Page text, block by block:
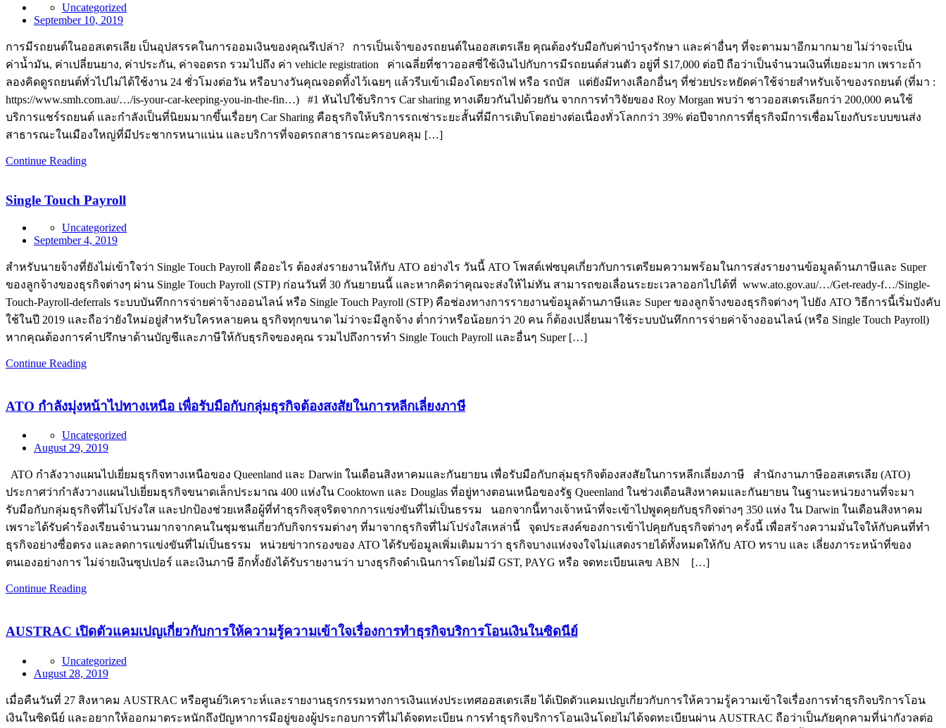
Uncategorized
September 10, 2019
การมีรถยนต์ในออสเตรเลีย เป็นอุปสรรคในการออมเงินของคุณรึเปล่า? การเป็นเจ้าของรถยนต์ในออสเตรเลีย คุณต้องรับมือกับค่าบำรุงรักษา และค่าอื่นๆ ที่จะตามมาอีกมากมาย ไม่ว่าจะเป็น
ค่าน้ำมัน, ค่าเปลี่ยนยาง, ค่าประกัน, ค่าจอดรถ รวมไปถึง ค่า vehicle registration ค่าเฉลี่ยที่ชาวออสซี่ใช้เงินไปกับการมีรถยนต์ส่วนตัว อยู่ที่ $17,000 ต่อปี ถือว่าเป็นจำนวนเงินที่เยอะมาก เพราะถ้า
ลองคิดดูรถยนต์ทั่วไปไม่ได้ใช้งาน 24 ชั่วโมงต่อวัน หรือบางวันคุณจอดทิ้งไว้เฉยๆ แล้วรีบเข้าเมืองโดยรถไฟ หรือ รถบัส แต่ยังมีทางเลือกอื่นๆ ที่ช่วยประหยัดค่าใช้จ่ายสำหรับเจ้าของรถยนต์ (ที่มา :
https://www.smh.com.au/…/is-your-car-keeping-you-in-the-fin…) #1 หันไปใช้บริการ Car sharing ทางเดียวกันไปด้วยกัน จากการทำวิจัยของ Roy Morgan พบว่า ชาวออสเตรเลียกว่า 200,000 คนใช้
บริการแชร์รถยนต์ และกำลังเป็นที่นิยมมากขึ้นเรื่อยๆ Car Sharing คือธุรกิจให้บริการรถเช่าระยะสั้นที่มีการเติบโตอย่างต่อเนื่องทั่วโลกกว่า 39% ต่อปีจากการที่ธุรกิจมีการเชื่อมโยงกับระบบขนส่ง
สาธารณะในเมืองใหญ่ที่มีประชากรหนาแน่น และบริการที่จอดรถสาธารณะครอบคลุม […]
Continue Reading
Single Touch Payroll
Uncategorized
September 4, 2019
สำหรับนายจ้างที่ยังไม่เข้าใจว่า Single Touch Payroll คืออะไร ต้องส่งรายงานให้กับ ATO อย่างไร วันนี้ ATO โพสต์เฟซบุคเกี่ยวกับการเตรียมความพร้อมในการส่งรายงานข้อมูลด้านภาษีและ Super
ของลูกจ้างของธุรกิจต่างๆ ผ่าน Single Touch Payroll (STP) ก่อนวันที่ 30 กันยายนนี้ และหากคิดว่าคุณจะส่งให้ไม่ทัน สามารถขอเลื่อนระยะเวลาออกไปได้ที่ www.ato.gov.au/…/Get-ready-f…/Single-
Touch-Payroll-deferrals ระบบบันทึกการจ่ายค่าจ้างออนไลน์ หรือ Single Touch Payroll (STP) คือช่องทางการรายงานข้อมูลด้านภาษีและ Super ของลูกจ้างของธุรกิจต่างๆ ไปยัง ATO วิธีการนี้เริ่มบังคับ
ใช้ในปี 2019 และถือว่ายังใหม่อยู่สำหรับใครหลายคน ธุรกิจทุกขนาด ไม่ว่าจะมีลูกจ้าง ต่ำกว่าหรือน้อยกว่า 20 คน ก็ต้องเปลี่ยนมาใช้ระบบบันทึกการจ่ายค่าจ้างออนไลน์ (หรือ Single Touch Payroll)
หากคุณต้องการคำปรึกษาด้านบัญชีและภาษีให้กับธุรกิจของคุณ รวมไปถึงการทำ Single Touch Payroll และอื่นๆ Super […]
Continue Reading
ATO กำลังมุ่งหน้าไปทางเหนือ เพื่อรับมือกับกลุ่มธุรกิจต้องสงสัยในการหลีกเลี่ยงภาษี
Uncategorized
August 29, 2019
ATO กำลังวางแผนไปเยี่ยมธุรกิจทางเหนือของ Queenland และ Darwin ในเดือนสิงหาคมและกันยายน เพื่อรับมือกับกลุ่มธุรกิจต้องสงสัยในการหลีกเลี่ยงภาษี สำนักงานภาษีออสเตรเลีย (ATO)
ประกาศว่ากำลังวางแผนไปเยี่ยมธุรกิจขนาดเล็กประมาณ 400 แห่งใน Cooktown และ Douglas ที่อยู่ทางตอนเหนือของรัฐ Queenland ในช่วงเดือนสิงหาคมและกันยายน ในฐานะหน่วยงานที่จะมา
รับมือกับกลุ่มธุรกิจที่ไม่โปร่งใส และปกป้องช่วยเหลือผู้ที่ทำธุรกิจสุจริตจากการแข่งขันที่ไม่เป็นธรรม นอกจากนี้ทางเจ้าหน้าที่จะเข้าไปพูดคุยกับธุรกิจต่างๆ 350 แห่ง ใน Darwin ในเดือนสิงหาคม
เพราะได้รับคำร้องเรียนจำนวนมากจากคนในชุมชนเกี่ยวกับกิจกรรมต่างๆ ที่มาจากธุรกิจที่ไม่โปร่งใสเหล่านี้ จุดประสงค์ของการเข้าไปคุยกับธุรกิจต่างๆ ครั้งนี้ เพื่อสร้างความมั่นใจให้กับคนที่ทำ
ธุรกิจอย่างซื่อตรง และลดการแข่งขันที่ไม่เป็นธรรม หน่วยข่าวกรองของ ATO ได้รับข้อมูลเพิ่มเติมมาว่า ธุรกิจบางแห่งจงใจไม่แสดงรายได้ทั้งหมดให้กับ ATO ทราบ และ เลี่ยงภาระหน้าที่ของ
ตนเองอย่างการ ไม่จ่ายเงินซุปเปอร์ และเงินภาษี อีกทั้งยังได้รับรายงานว่า บางธุรกิจดำเนินการโดยไม่มี GST, PAYG หรือ จดทะเบียนเลข ABN […]
Continue Reading
AUSTRAC เปิดตัวแคมเปญเกี่ยวกับการให้ความรู้ความเข้าใจเรื่องการทำธุรกิจบริการโอนเงินในซิดนีย์
Uncategorized
August 28, 2019
เมื่อคืนวันที่ 27 สิงหาคม AUSTRAC หรือศูนย์วิเคราะห์และรายงานธุรกรรมทางการเงินแห่งประเทศออสเตรเลีย ได้เปิดตัวแคมเปญเกี่ยวกับการให้ความรู้ความเข้าใจเรื่องการทำธุรกิจบริการโอน
เงินในซิดนีย์ และอยากให้ออกมาตระหนักถึงปัญหาการมีอยู่ของผู้ประกอบการที่ไม่ได้จดทะเบียน การทำธุรกิจบริการโอนเงินโดยไม่ได้จดทะเบียนผ่าน AUSTRAC ถือว่าเป็นภัยคุกคามที่น่ากังวลต่อ